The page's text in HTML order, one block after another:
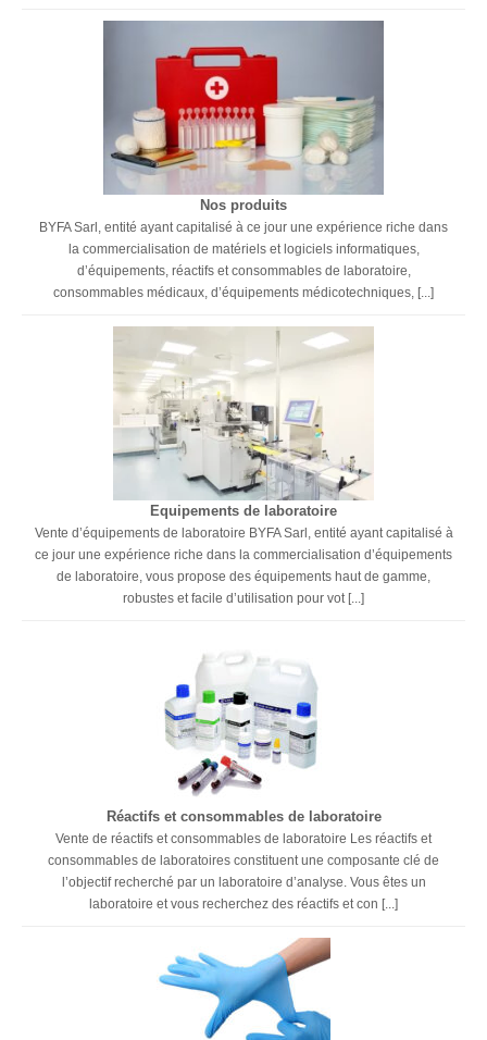
Nos produits
BYFA Sarl, entité ayant capitalisé à ce jour une expérience riche dans
la commercialisation de matériels et logiciels informatiques,
d’équipements, réactifs et consommables de laboratoire,
consommables médicaux, d’équipements médicotechniques, [...]
Equipements de laboratoire
Vente d’équipements de laboratoire BYFA Sarl, entité ayant capitalisé à
ce jour une expérience riche dans la commercialisation d’équipements
de laboratoire, vous propose des équipements haut de gamme,
robustes et facile d’utilisation pour vot [...]
Réactifs et consommables de laboratoire
Vente de réactifs et consommables de laboratoire Les réactifs et
consommables de laboratoires constituent une composante clé de
l’objectif recherché par un laboratoire d’analyse. Vous êtes un
laboratoire et vous recherchez des réactifs et con [...]